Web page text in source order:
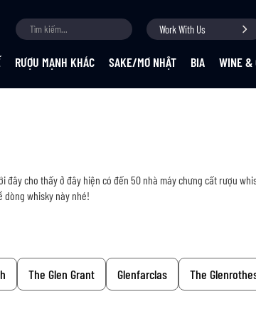
Work With Us
RƯỢU MẠNH KHÁC SAKE/MƠ NHẬT BIA WINE &
cho thấy ở đây hiện có đến 50 nhà máy chưng cất rượu
dòng whisky này nhé!
The Glen Grant Glenfarclas The